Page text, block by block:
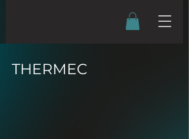
THERMEC